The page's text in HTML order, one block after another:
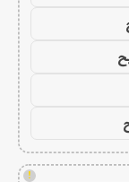
!